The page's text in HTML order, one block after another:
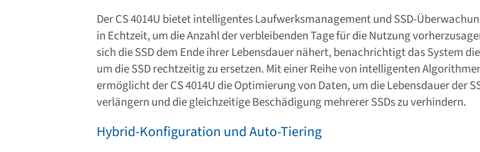
Der CS 4014U bietet intelligentes Laufwerksmanagement und SSD-
in Echtzeit, um die Anzahl der verbleibenden Tage für die Nutzung
sich die SSD dem Ende ihrer Lebensdauer nähert, benachrichtigt das System
um die SSD rechtzeitig zu ersetzen. Mit einer Reihe von intelligenten
ermöglicht der CS 4014U die Optimierung von Daten, um die Lebensdauer der
verlängern und die gleichzeitige Beschädigung mehrerer SSDs zu verhindern.
Hybrid-Konfiguration und Auto-Tiering